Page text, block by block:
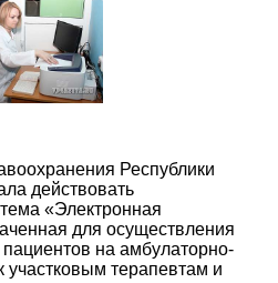
Республики
действовать
«Электронная
для осуществления
на амбулаторно-
участковым терапевтам и